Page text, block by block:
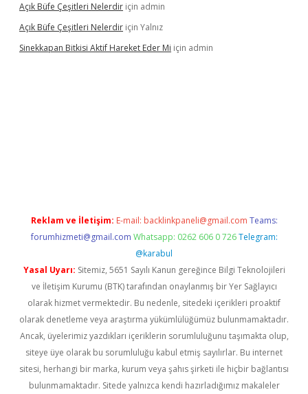
Açık Büfe Çeşitleri Nelerdir için admin
Açık Büfe Çeşitleri Nelerdir için Yalnız
Sinekkapan Bitkisi Aktif Hareket Eder Mi için admin
Reklam ve İletişim: E-mail: backlinkpaneli@gmail.com Teams:
forumhizmeti@gmail.com Whatsapp: 0262 606 0 726 Telegram:
@karabul
Yasal Uyarı: Sitemiz, 5651 Sayılı Kanun gereğince Bilgi Teknolojileri
ve İletişim Kurumu (BTK) tarafından onaylanmış bir Yer Sağlayıcı
olarak hizmet vermektedir. Bu nedenle, sitedeki içerikleri proaktif
olarak denetleme veya araştırma yükümlülüğümüz bulunmamaktadır.
Ancak, üyelerimiz yazdıkları içeriklerin sorumluluğunu taşımakta olup,
siteye üye olarak bu sorumluluğu kabul etmiş sayılırlar. Bu internet
sitesi, herhangi bir marka, kurum veya şahıs şirketi ile hiçbir bağlantısı
bulunmamaktadır. Sitede yalnızca kendi hazırladığımız makaleler